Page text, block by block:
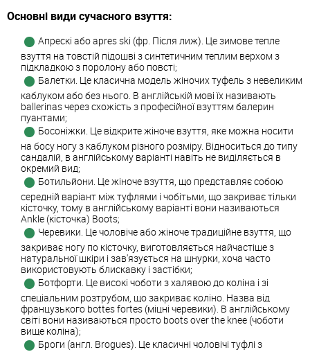
Основні види сучасного взуття:
Апрескі або apres ski (фр. Після лиж). Це зимове тепле
взуття на товстій підошві з синтетичним теплим верхом з
підкладкою з поролону або повсті;
Балетки. Це класична модель жіночих туфель з невеликим
каблуком або без нього. В англійській мові їх називають
ballerinas через схожість з професійної взуттям балерин
пуантами;
Босоніжки. Це відкрите жіноче взуття, яке можна носити
на босу ногу з каблуком різного розміру. Відноситься до типу
сандалій, в англійському варіанті навіть не виділяється в
окремий вид;
Ботильйони. Це жіноче взуття, що представляє собою
середній варіант між туфлями і чобітьми, що закриває тільки
кісточку, тому в англійському варіанті вони називаються
Ankle (кісточка) Boots;
Черевики. Це чоловіче або жіноче традиційне взуття, що
закриває ногу по кісточку, виготовляється найчастіше з
натуральної шкіри і зав'язується на шнурки, хоча часто
використовують блискавку і застібки;
Ботфорти. Це високі чоботи з халявою до коліна і зі
спеціальним розтрубом, що закриває коліно. Назва від
французького bottes fortes (міцні черевики). В англійському
світі вони називаються просто boots over the knee (чоботи
вище коліна);
Броги (англ. Brogues). Це класичні чоловічі туфлі з